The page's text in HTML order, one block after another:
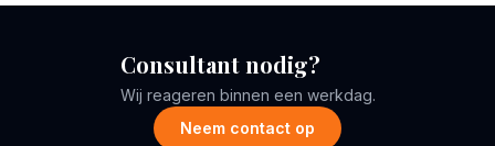
Consultant nodig?
Wij reageren binnen een werkdag.
Neem contact op